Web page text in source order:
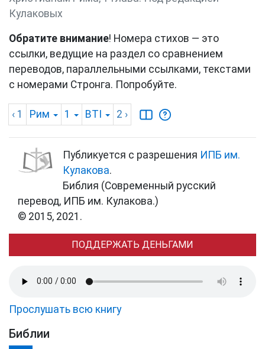
Кулаковых
Обратите внимание! Номера стихов — это
ссылки, ведущие на раздел со сравнением
переводов, параллельными ссылками, текстами
с номерами Стронга. Попробуйте.
‹ 1 Рим 1 BTI 2 ›
Публикуется с разрешения ИПБ им.
Кулакова.
Библия (Современный русский
перевод, ИПБ им. Кулакова.)
© 2015, 2021.
ПОДДЕРЖАТЬ ДЕНЬГАМИ
Прослушать всю книгу
Библии